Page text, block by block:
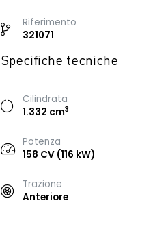
Riferimento
321071
Specifiche tecniche
Cilindrata
1.332 cm3
Potenza
158 CV (116 kW)
Trazione
Anteriore